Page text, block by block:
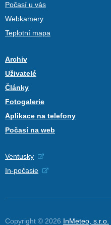
Počasí u vás
Webkamery
Teplotní mapa
Archiv
Uživatelé
Články
Fotogalerie
Aplikace na telefony
Počasí na web
Ventusky
In-počasie
Copyright © 2026 InMeteo, s.r.o.